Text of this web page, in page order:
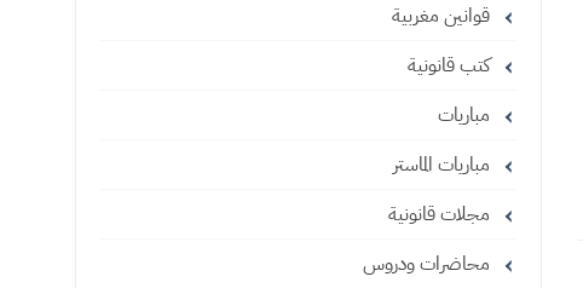
قوانين مغربية
كتب قانونية
مباريات
مباريات الماستر
مجلات قانونية
محاضرات ودروس